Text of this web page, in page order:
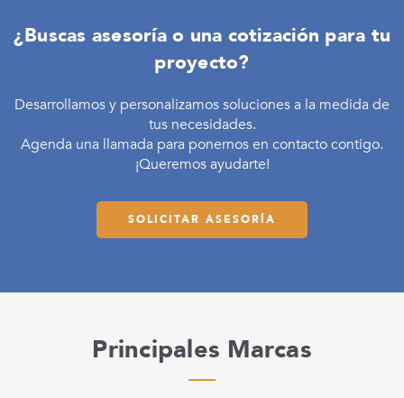
¿Buscas asesoría o una cotización para tu
proyecto?
Desarrollamos y personalizamos soluciones a la medida de
tus necesidades.
Agenda una llamada para ponernos en contacto contigo.
¡Queremos ayudarte!
SOLICITAR ASESORÍA
Principales Marcas